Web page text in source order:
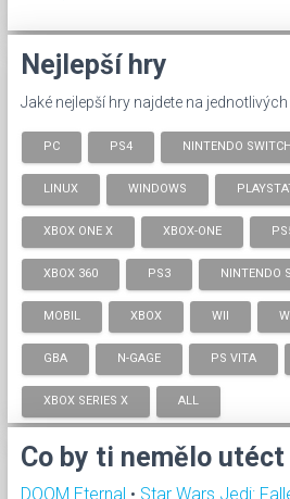
Nejlepší hry
Jaké nejlepší hry najdete na
PC PS4 NINTENDO
LINUX WINDOWS
XBOX ONE X XBOX-ONE
XBOX 360 PS3 NINTENDO
MOBIL XBOX WII
GBA N-GAGE PS VITA
XBOX SERIES X ALL
Co by ti nemělo utéct
DOOM Eternal • Star Wars Jedi: